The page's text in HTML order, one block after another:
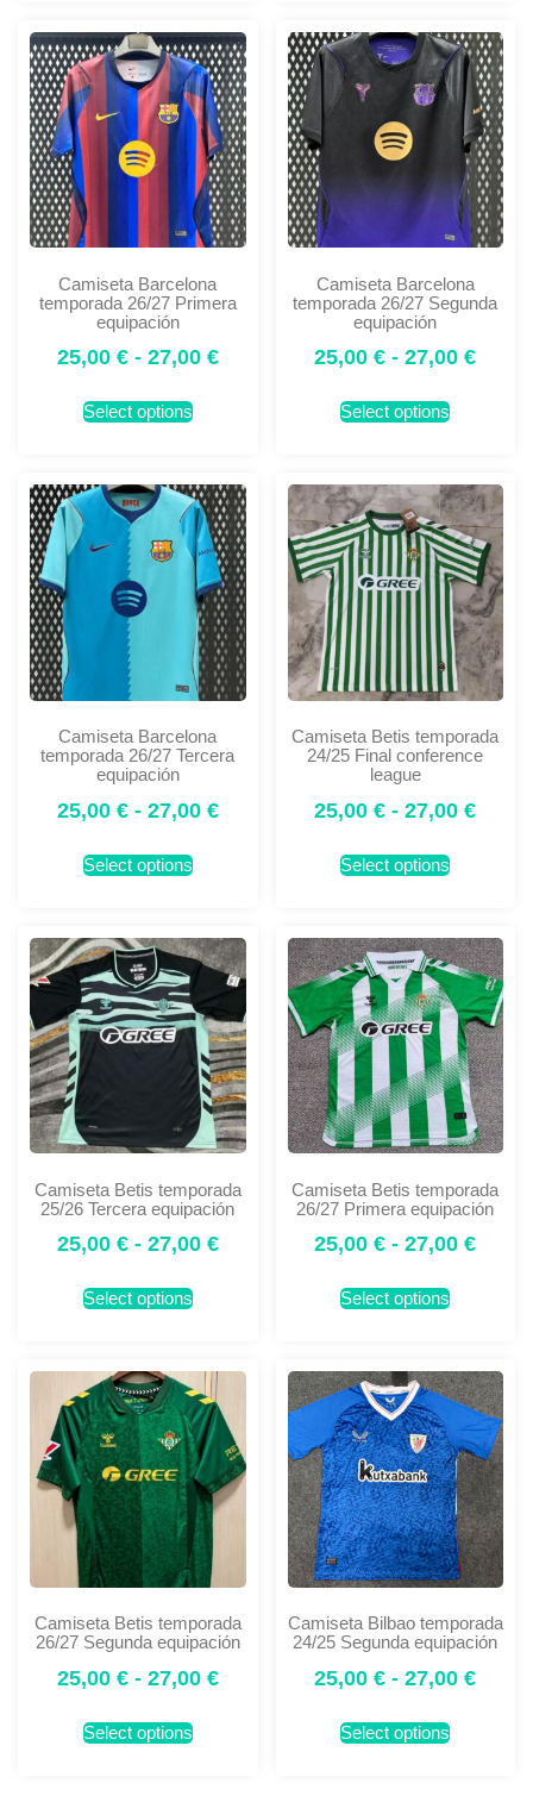
Camiseta Barcelona
temporada 26/27 Primera
equipación
25,00 € - 27,00 €
Select options
Camiseta Barcelona
temporada 26/27 Segunda
equipación
25,00€ - 27,00€
Select options
Camiseta Barcelona
temporada 26/27 Tercera
equipación
25,00 € - 27,00 €
Select options
Camiseta Betis temporada
24/25 Final conference
league
25,00€ - 27,00€
Select options
Camiseta Betis temporada
25/26 Tercera equipación
25,00 € - 27,00 €
Select options
Camiseta Betis temporada
26/27 Primera equipación
25,00€ - 27,00€
Select options
Camiseta Betis temporada
26/27 Segunda equipación
25,00 € - 27,00 €
Select options
Camiseta Bilbao temporada
24/25 Segunda equipación
25,00€ - 27,00€
Select options